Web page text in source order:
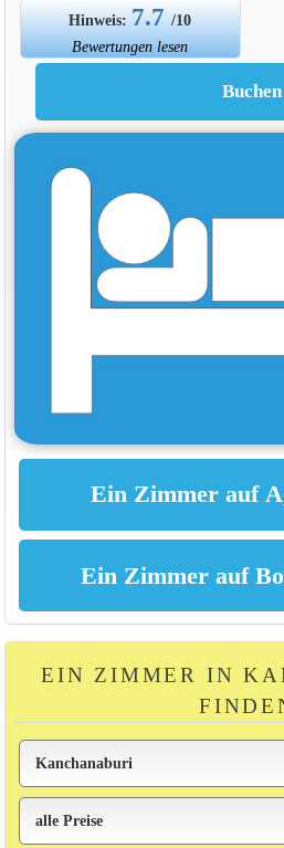
Hinweis: 7.7/10
Bewertungen lesen
EIN ZIMMER IN